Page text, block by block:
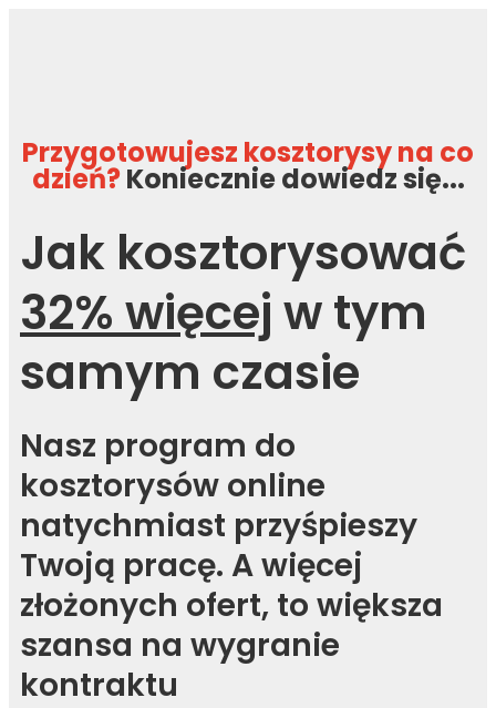
Przygotowujesz kosztorysy na co
dzień?Koniecznie dowiedz się...
Jak kosztorysować
32% więcej w tym
samym czasie
Nasz program do
kosztorysów online
natychmiast przyśpieszy
Twoją pracę. A więcej
złożonych ofert, to większa
szansa na wygranie
kontraktu